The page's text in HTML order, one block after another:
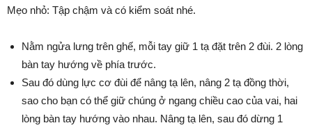
Mẹo nhỏ: Tập chậm và có kiểm soát nhé.
Nằm ngửa lưng trên ghế, mỗi tay giữ 1 tạ đặt trên 2 đùi. 2 lòng
bàn tay hướng về phía trước.
Sau đó dùng lực cơ đùi để nâng tạ lên, nâng 2 tạ đồng thời,
sao cho bạn có thể giữ chúng ở ngang chiều cao của vai, hai
lòng bàn tay hướng vào nhau. Nâng tạ lên, sau đó dừng 1